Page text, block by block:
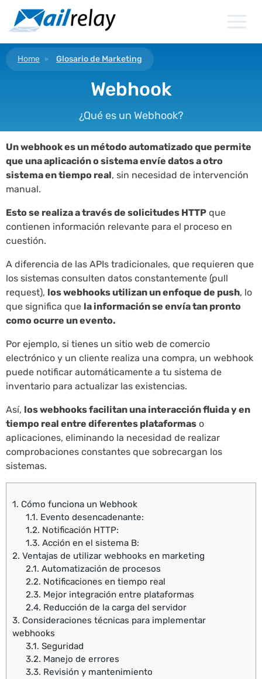
contenido
Home Glosario de Marketing
Webhook
¿Qué es un Webhook?
Un webhook es un método automatizado que permite
que una aplicación o sistema envíe datos a otro
sistema en tiempo real, sin necesidad de intervención
manual.
Esto se realiza a través de solicitudes HTTP que
contienen información relevante para el proceso en
cuestión.
A diferencia de las APIs tradicionales, que requieren que
los sistemas consulten datos constantemente (pull
request), los webhooks utilizan un enfoque de push, lo
que significa que la información se envía tan pronto
como ocurre un evento.
Por ejemplo, si tienes un sitio web de comercio
electrónico y un cliente realiza una compra, un webhook
puede notificar automáticamente a tu sistema de
inventario para actualizar las existencias.
Así, los webhooks facilitan una interacción fluida y en
tiempo real entre diferentes plataformas o
aplicaciones, eliminando la necesidad de realizar
comprobaciones constantes que sobrecargan los
sistemas.
1. Cómo funciona un Webhook
1.1. Evento desencadenante:
1.2. Notificación HTTP:
1.3. Acción en el sistema B:
2. Ventajas de utilizar webhooks en marketing
2.1. Automatización de procesos
2.2. Notificaciones en tiempo real
2.3. Mejor integración entre plataformas
2.4. Reducción de la carga del servidor
3. Consideraciones técnicas para implementar
webhooks
3.1. Seguridad
3.2. Manejo de errores
3.3. Revisión y mantenimiento